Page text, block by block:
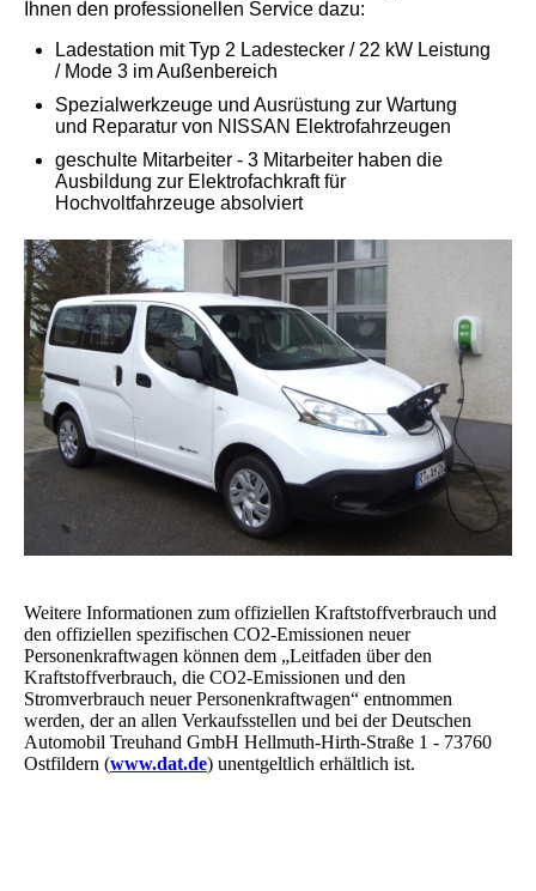
Ihnen den professionellen Service dazu:
Ladestation mit Typ 2 Ladestecker / 22 kW Leistung
/ Mode 3 im Außenbereich
Spezialwerkzeuge und Ausrüstung zur Wartung
und Reparatur von NISSAN Elektrofahrzeugen
geschulte Mitarbeiter - 3 Mitarbeiter haben die
Ausbildung zur Elektrofachkraft für
Hochvoltfahrzeuge absolviert
Weitere Informationen zum offiziellen Kraftstoffverbrauch und
den offiziellen spezifischen CO2-Emissionen neuer
Personenkraftwagen können dem „Leitfaden über den
Kraftstoffverbrauch, die CO2-Emissionen und den
Stromverbrauch neuer Personenkraftwagen“ entnommen
werden, der an allen Verkaufsstellen und bei der Deutschen
Automobil Treuhand GmbH Hellmuth-Hirth-Straße 1 - 73760
Ostfildern (www.dat.de) unentgeltlich erhältlich ist.